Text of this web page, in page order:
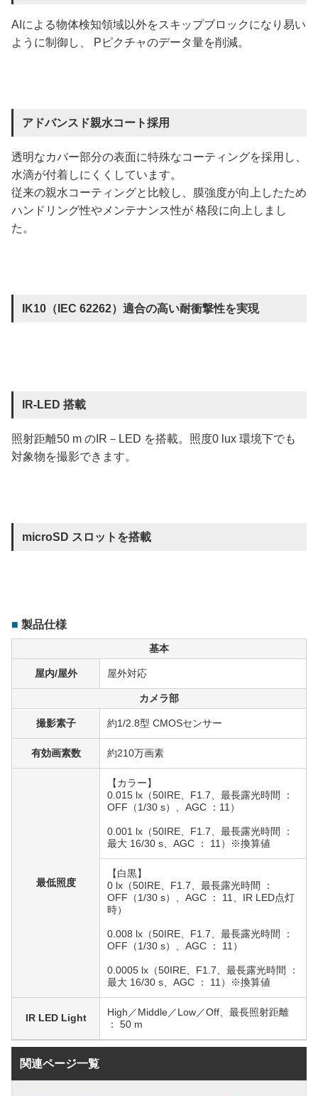
AIによる物体検知領域以外をスキップブロックになり易い
ように制御し、 Pピクチャのデータ量を削減。
アドバンスド親水コート採用
透明なカバー部分の表面に特殊なコーティングを採用し、
水滴が付着しにくくしています。
従来の親水コーティングと比較し、膜強度が向上したため
ハンドリング性やメンテナンス性が 格段に向上しまし
た。
IK10（IEC 62262）適合の高い耐衝撃性を実現
IR-LED 搭載
照射距離50 m のIR－LED を搭載。照度0 lux 環境下でも
対象物を撮影できます。
microSD スロットを搭載
製品仕様
基本
屋内/屋外 屋外対応
カメラ部
撮影素子 約1/2.8型 CMOSセンサー
有効画素数 約210万画素
最低照度
【カラー】
0.015 lx（50IRE、F1.7、最長露光時間 ：
OFF（1/30 s）、AGC ：11）
0.001 lx（50IRE、F1.7、最長露光時間 ：
最大 16/30 s、AGC ： 11）※換算値
【白黒】
0 lx（50IRE、F1.7、最長露光時間 ：
OFF（1/30 s）、AGC ： 11、IR LED点灯
時）
0.008 lx（50IRE、F1.7、最長露光時間 ：
OFF（1/30 s）、AGC ： 11）
0.0005 lx（50IRE、F1.7、最長露光時間 ：
最大 16/30 s、AGC ： 11）※換算値
IR LED Light
High／Middle／Low／Off、最長照射距離
： 50 m
関連ページ一覧